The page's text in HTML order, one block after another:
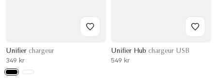
Unifier chargeur
349 kr
Unifier Hub chargeur USB
549 kr